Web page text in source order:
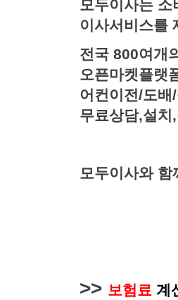
모두이사는 소
이사서비스를
전국 800여개
오픈마켓플랫
어컨이전/도배
무료상담,설치
모두이사와
>> 보험료 계